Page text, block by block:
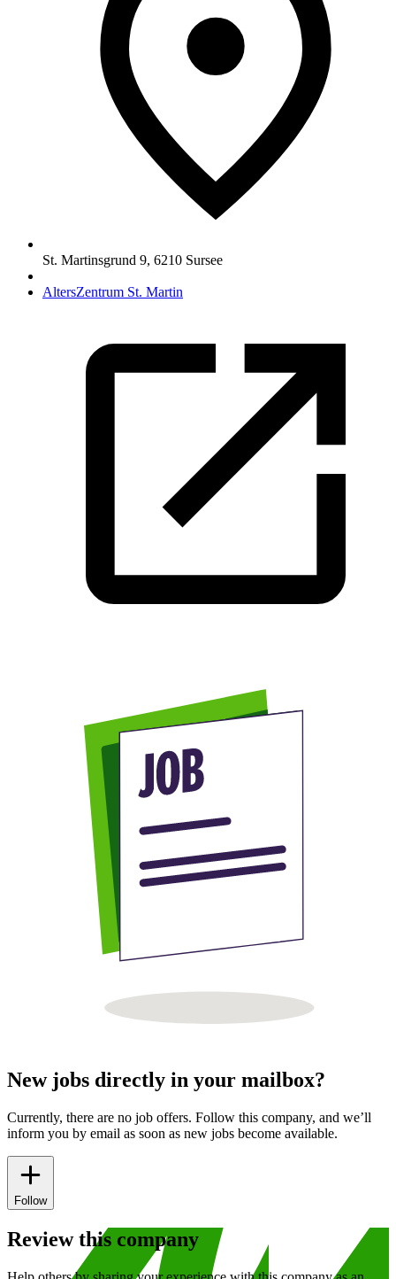
St. Martinsgrund 9, 6210 Sursee
AltersZentrum St. Martin
New jobs directly in your mailbox?
Currently, there are no job offers. Follow this company, and we’ll
inform you by email as soon as new jobs become available.
Follow
Review this company